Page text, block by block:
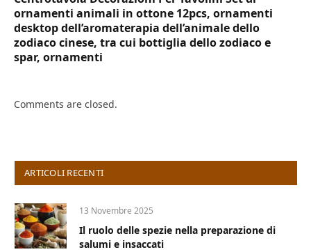
ornamenti animali in ottone 12pcs, ornamenti
desktop dell’aromaterapia dell’animale dello
zodiaco cinese, tra cui bottiglia dello zodiaco e
spar, ornamenti
Comments are closed.
ARTICOLI RECENTI
13 Novembre 2025
Il ruolo delle spezie nella preparazione di
salumi e insaccati